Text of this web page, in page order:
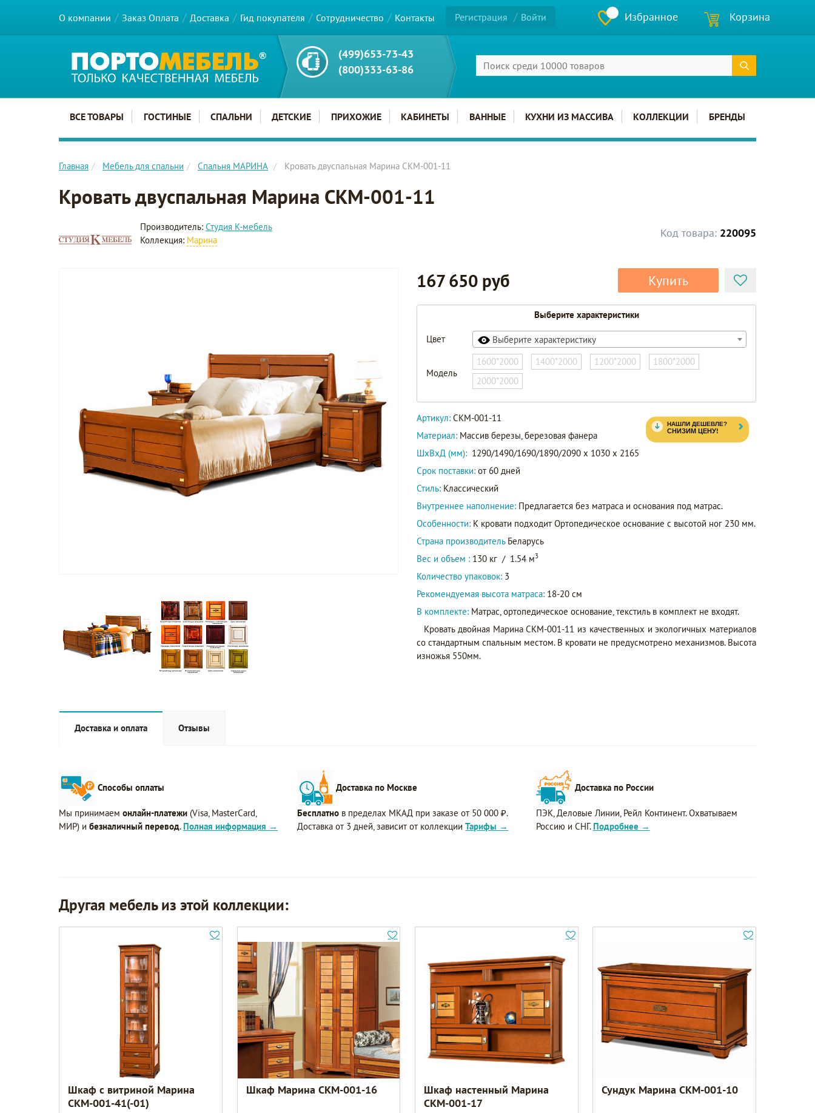
О компании Заказ Оплата Доставка Гид покупателя Сотрудничество Контакты Регистрация Войти Избранное Корзина
(499)653-73-43
(800)333-63-86
Главное меню сайта
ВСЕ ТОВАРЫ ГОСТИНЫЕ СПАЛЬНИ ДЕТСКИЕ ПРИХОЖИЕ КАБИНЕТЫ ВАННЫЕ КУХНИ ИЗ МАССИВА КОЛЛЕКЦИИ БРЕНДЫ
Главная Мебель для спальни Спальня МАРИНА Кровать двуспальная Марина СКМ-001-11
Кровать двуспальная Марина СКМ-001-11
Код товара: 220095
Производитель: Студия К-мебель
Коллекция: Марина
167 650 руб Купить
Выберите характеристики
Цвет Выберите характеристику
Модель
1600*2000 1400*2000 1200*2000
1800*2000
2000*2000
Артикул: СКМ-001-11
Материал: Массив березы, березовая фанера
ШxВxД (мм): 1290/1490/1690/1890/2090 x 1030 x 2165
Срок поставки: от 60 дней
Стиль: Классический
Внутреннее наполнение: Предлагается без матраса и основания под матрас.
Особенности: К кровати подходит Ортопедическое основание с высотой ног 230 мм.
Страна производитель Беларусь
Вес и объем : 130 кг / 1.54 м3
Количество упаковок: 3
Рекомендуемая высота матраса: 18-20 см
В комплекте: Матрас, ортопедическое основание, текстиль в комплект не входят.
Кровать двойная Марина СКМ-001-11 из качественных и экологичных материалов
со стандартным спальным местом. В кровати не предусмотрено механизмов. Высота
изножья 550мм.
Доставка и оплата Отзывы
Способы оплаты
Мы принимаем онлайн-платежи (Visa, MasterCard,
МИР) и безналичный перевод. Полная информация →
Доставка по Москве
Бесплатно в пределах МКАД при заказе от 50 000 ₽.
Доставка от 3 дней, зависит от коллекцииТарифы →
Доставка по России
ПЭК, Деловые Линии, Рейл Континент. Охватываем
Россию и СНГ. Подробнее →
Другая мебель из этой коллекции:
Шкаф с витриной Марина
СКМ-001-41(-01)
Шкаф Марина СКМ-001-16
Шкаф настенный Марина
СКМ-001-17
Сундук Марина СКМ-001-10